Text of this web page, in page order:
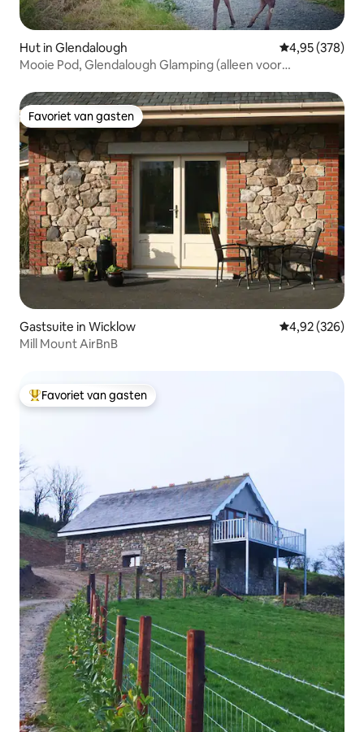
Hut in Glendalough Gemiddelde
4,95 (378)
Mooie Pod, Glendalough Glamping (alleen voor
Favoriet van gasten
Favoriet van gasten
Gastsuite in Wicklow Gemiddelde
4,92 (326)
Mill Mount AirBnB
Topfavoriet van gasten
Favoriet van gasten